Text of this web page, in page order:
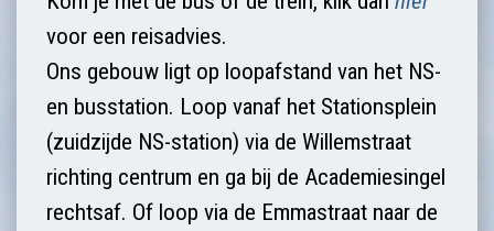
voor een reisadvies.
Ons gebouw ligt op loopafstand van het NS-
en busstation. Loop vanaf het Stationsplein
(zuidzijde NS-station) via de Willemstraat
richting centrum en ga bij de Academiesingel
rechtsaf. Of loop via de Emmastraat naar de